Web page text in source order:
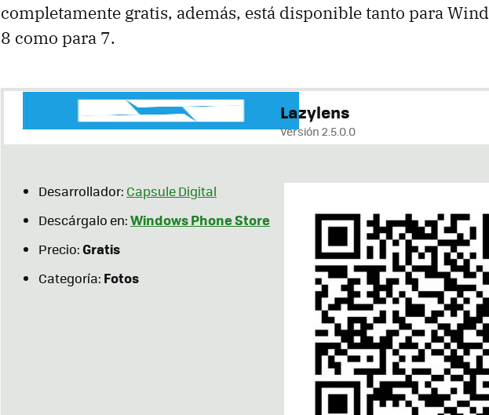
completamente gratis, además, está disponible tanto para
8 como para 7.
Lazylens
Versión 2.5.0.0
Desarrollador: Capsule Digital
Descárgalo en:Windows Phone Store
Precio:Gratis
Categoría: Fotos